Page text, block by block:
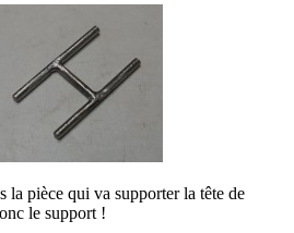
la pièce qui va supporter la tête de
le support !